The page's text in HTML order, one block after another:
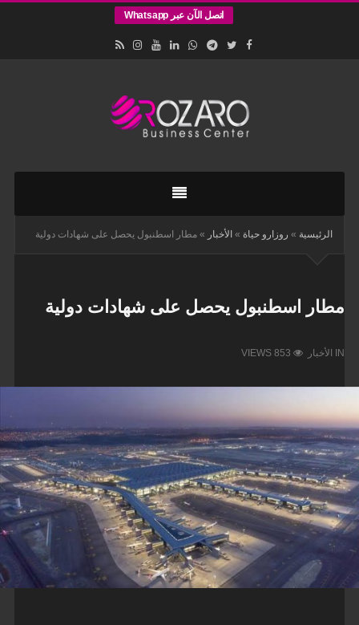
اتصل الآن عبر Whatsapp
وتأسيس
في
اسطنبول
الرئيسية » روزارو حياة » الأخبار » مطار اسطنبول يحصل على شهادات دولية
مطار اسطنبول يحصل على شهادات دولية
IN الأخبار